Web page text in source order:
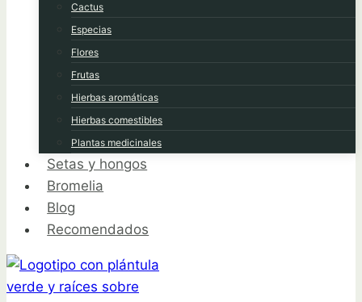
Cactus
Especias
Flores
Frutas
Hierbas aromáticas
Hierbas comestibles
Plantas medicinales
Setas y hongos
Bromelia
Blog
Recomendados